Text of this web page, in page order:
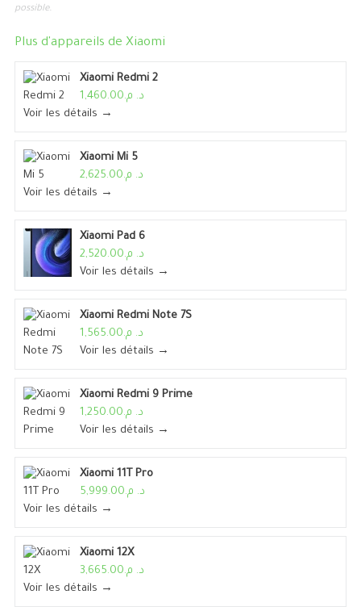
possible.
Plus d'appareils de Xiaomi
Xiaomi Redmi 2
د. م.1,460.00
Voir les détails →
Xiaomi Mi 5
د. م.2,625.00
Voir les détails →
Xiaomi Pad 6
د. م.2,520.00
Voir les détails →
Xiaomi Redmi Note 7S
د. م.1,565.00
Voir les détails →
Xiaomi Redmi 9 Prime
د. م.1,250.00
Voir les détails →
Xiaomi 11T Pro
د. م.5,999.00
Voir les détails →
Xiaomi 12X
د. م.3,665.00
Voir les détails →